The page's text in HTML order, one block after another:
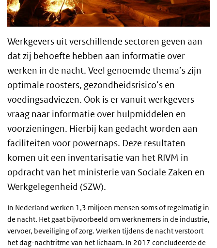
Werkgevers uit verschillende sectoren geven aan
dat zij behoefte hebben aan informatie over
werken in de nacht. Veel genoemde thema’s zijn
optimale roosters, gezondheidsrisico’s en
voedingsadviezen. Ook is er vanuit werkgevers
vraag naar informatie over hulpmiddelen en
voorzieningen. Hierbij kan gedacht worden aan
faciliteiten voor powernaps. Deze resultaten
komen uit een inventarisatie van het RIVM in
opdracht van het ministerie van Sociale Zaken en
Werkgelegenheid (SZW).
In Nederland werken 1,3 miljoen mensen soms of regelmatig in
de nacht. Het gaat bijvoorbeeld om werknemers in de industrie,
vervoer, beveiliging of zorg. Werken tijdens de nacht verstoort
het dag-nachtritme van het lichaam. In 2017 concludeerde de